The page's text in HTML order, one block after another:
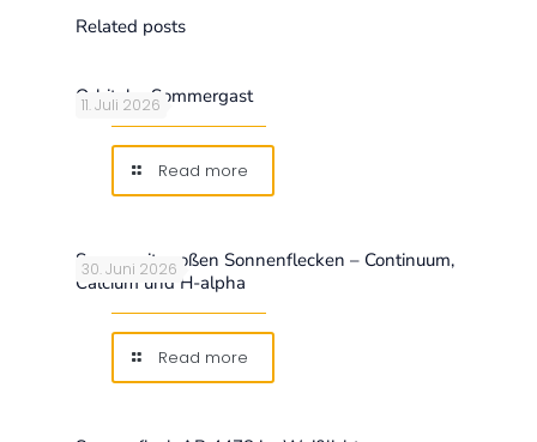
Related posts
11. Juli 2026
Orbitaler Sommergast
Read more
30. Juni 2026
Sonne mit großen Sonnenflecken – Continuum,
Calcium und H-alpha
Read more